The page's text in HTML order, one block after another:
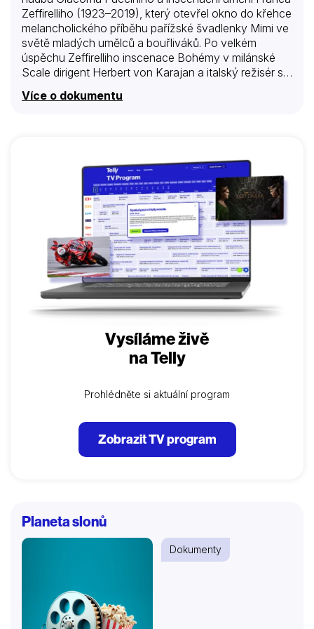
Zeffirelliho (1923–2019), který otevřel okno do křehce
melancholického příběhu pařížské švadlenky Mimi ve
světě mladých umělců a bouřliváků. Po velkém
úspěchu Zeffirelliho inscenace Bohémy v milánské
Scale dirigent Herbert von Karajan a italský režisér se
Tato adaptace Pucciniho mistrovského díla představí
přes půl století, za ni získala světovou proslulost, a to
nejen pro svůj přirozený a čistě znějící hlas.
Jihoafrická sopranistka Pretty Yende, která u Freni
studovala a později také zpívala v Zeffirelliho
inscenaci Bohémy, vypráví o zkušenostech…
Více o dokumentu
Vysíláme živě
na Telly
Prohlédněte si aktuální program
Zobrazit TV program
Planeta slonů
Dokumenty